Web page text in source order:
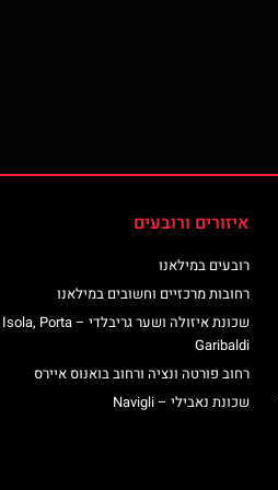
איזורים ורובעים
רובעים במילאנו
רחובות מרכזיים וחשובים במילאנו
שכונת איזולה ושער גריבלדי – Isola, Porta
Garibaldi
רחוב פורטה ונציה ורחוב בואנוס איירס
שכונת נאבילי – Navigli